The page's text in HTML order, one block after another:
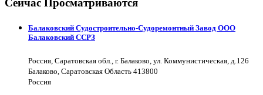
Балаковский Судостроительно-Судоремонтный Завод ООО
Балаковский ССРЗ
Россия, Саратовская обл., г. Балаково, ул. Коммунистическая, д.126
Балаково, Саратовская Область 413800
Россия